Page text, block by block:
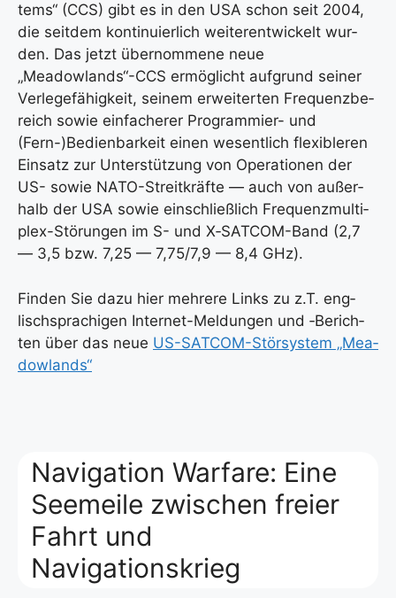
tems“ (CCS) gibt es in den USA schon seit 2004,
die seit­dem kon­ti­nu­ier­lich wei­ter­ent­wi­ckelt wur­
den. Das jetzt über­nom­me­ne neue
„Meadowlands“-CCS ermög­licht auf­grund sei­ner
Ver­le­ge­fä­hig­keit, sei­nem erwei­ter­ten Fre­quenz­be­
reich sowie ein­fa­che­rer Pro­gram­mier- und
(Fern-)Bedienbarkeit einen wesent­lich fle­xi­ble­ren
Ein­satz zur Unter­stüt­zung von Ope­ra­tio­nen der
US- sowie NATO-Streit­kräf­te — auch von außer­
halb der USA sowie ein­schließ­lich Fre­quenz­mul­ti­
plex-Stö­run­gen im S- und X‑SAT­COM-Band (2,7
— 3,5 bzw. 7,25 — 7,75/7,9 — 8,4 GHz).
Fin­den Sie dazu hier meh­re­re Links zu z.T. eng­
lisch­spra­chi­gen Inter­net-Mel­dun­gen und ‑Berich­
ten über das neue US-SAT­COM-Stör­sys­tem „Mea­
dow­lands“
Navigation Warfare: Eine
Seemeile zwischen freier
Fahrt und
Navigationskrieg